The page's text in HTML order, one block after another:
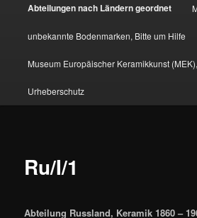
Abteilungen nach Ländern geordnet
unbekannte Bodenmarken, Bitte um Hilfe
Museum Europäischer Keramikkunst
Urheberschutz
Ru/I/1
Abteilung Russland, Keramik 1860 –